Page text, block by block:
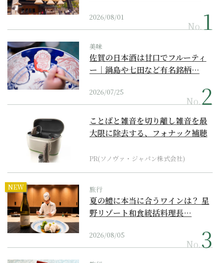
2026/08/01
No.
美味
佐賀の日本酒は甘口でフルーティ
ー｜鍋島や七田など有名銘柄…
2026/07/25
No.
ことばと雑音を切り離し雑音を最
大限に除去する、フォナック補聴
PR(ソノヴァ・ジャパン株式会社)
NEW 旅行
夏の鱧に本当に合うワインは？ 星
野リゾート和食統括料理長…
2026/08/05
No.